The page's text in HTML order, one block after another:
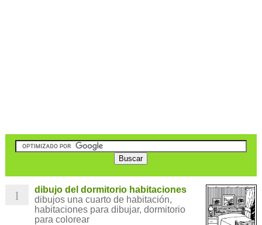
1
dibujo del dormitorio habitaciones
dibujos una cuarto de habitación,
habitaciones para dibujar, dormitorio
para colorear